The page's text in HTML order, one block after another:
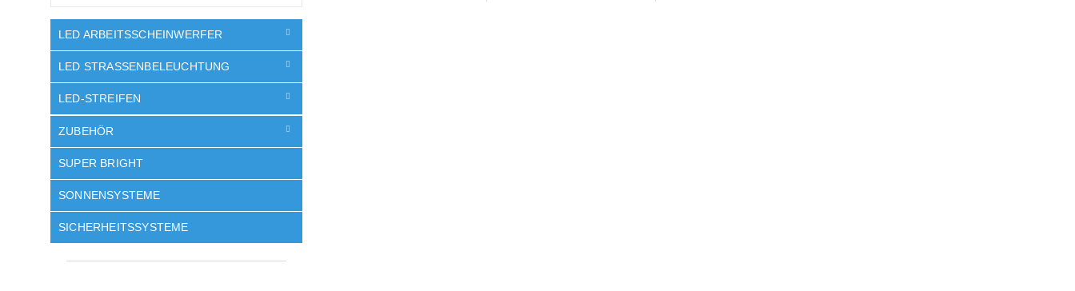
LED ARBEITSSCHEINWERFER
LED STRASSENBELEUCHTUNG
LED-STREIFEN
ZUBEHÖR
SUPER BRIGHT
SONNENSYSTEME
SICHERHEITSSYSTEME